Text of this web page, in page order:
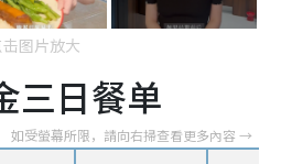
击图片放大
三日餐单